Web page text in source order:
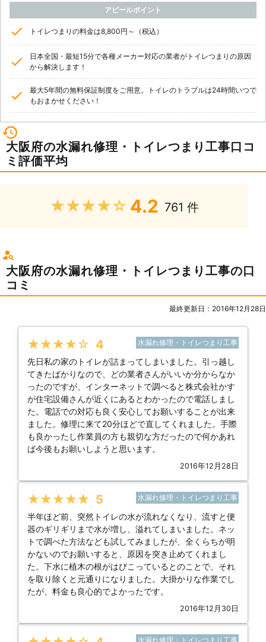
アピールポイント
トイレつまりの料金は8,800円～（税込）
日本全国・最短15分で各種メーカー対応の業者がトイレつまりの原因
から解決します！
最大5年間の無料保証制度をご用意。トイレのトラブルは24時間いつで
もおまかせください！
大阪府の水漏れ修理・トイレつまり工事口コ
ミ評価平均
★★★★★ 4.2 761 件
大阪府の水漏れ修理・トイレつまり工事の口
コミ
最終更新日：2016年12月28日
★★★★★ 4 水漏れ修理・トイレつまり工事
先日私の家のトイレが詰まってしまいました。引っ越し
てきたばかりなので、どの業者さんがいいか分からなか
ったのですが、インターネットで調べると株式会社かす
が住宅設備さんが近くにあるとわかったので電話しまし
た。電話での対応も良く安心してお願いすることが出来
ました。修理に来て20分ほどで直してくれました。手際
も良かったし作業員の方も親切な方だったので何かあれ
ば今後もお願いしようと思います。
2016年12月28日
★★★★★ 5 水漏れ修理・トイレつまり工事
半年ほど前、突然トイレの水が流れなくなり、流すと便
器のギリギリまで水が増し、溢れてしまいました。ネッ
トで調べた方法なども試してみましたが、全くらちが明
かないのでお願いすると、原因を突き止めてくれまし
た。下水に植木の根がはびこっているとのことで、それ
を取り除くと元通りになりました。大掛かりな作業でし
たが、料金も良心的でよかったです。
2016年12月30日
水漏れ修理・トイレつまり工事